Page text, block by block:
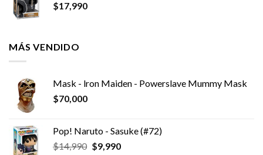
$17,990
MÁS VENDIDO
Mask - lron Maiden - Powerslave Mummy Mask
$70,000
Pop! Naruto - Sasuke (#72)
$14,990 El
$9,990El